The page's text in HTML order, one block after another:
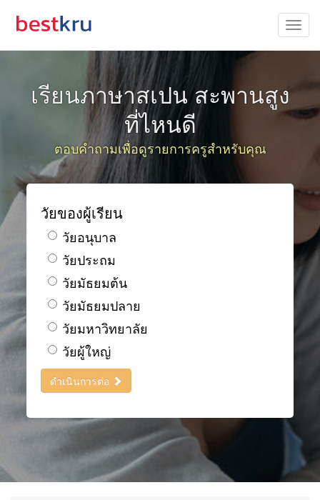
เรียนภาษาสเปน สะพานสูง
ที่ไหนดี
ตอบคำถามเพื่อดูรายการครูสำหรับคุณ
วัยของผู้เรียน
วัยอนุบาล
วัยประถม
วัยมัธยมต้น
วัยมัธยมปลาย
วัยมหาวิทยาลัย
วัยผู้ใหญ่
ดำเนินการต่อ